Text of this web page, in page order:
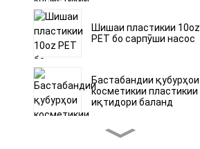
Шишаи пластикии 10oz
PET бо сарпӯши насос
Бастабандии қубурҳои
косметикии пластикии
иқтидори баланд
Бастабандии қубурҳои